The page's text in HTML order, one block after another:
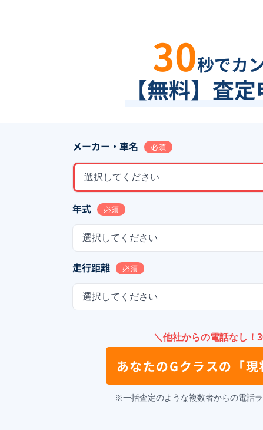
30秒でカ
【無料】査
メーカー・車名 必須
選択してください
年式 必須
選択してください
走行距離 必須
選択してください
＼他社からの電話なし！
あなたのGクラスの 「
※一括査定のような複数者からの電話